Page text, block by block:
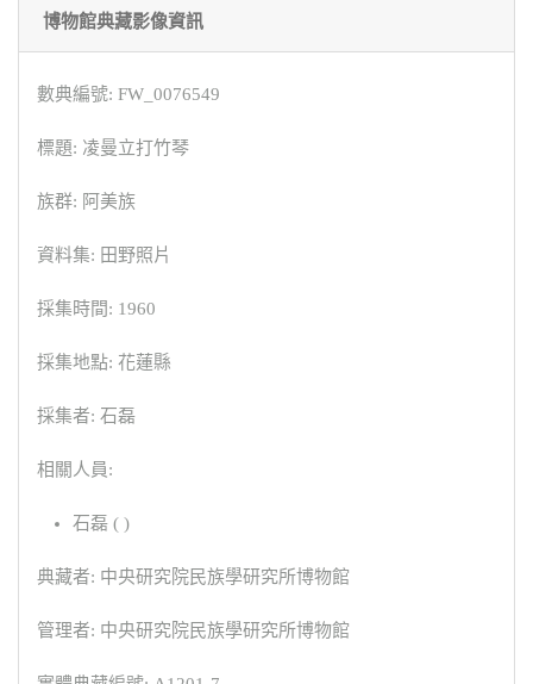
博物館典藏影像資訊
數典編號: FW_0076549
標題: 凌曼立打竹琴
族群: 阿美族
資料集: 田野照片
採集時間: 1960
採集地點: 花蓮縣
採集者: 石磊
相關人員:
石磊 ( )
典藏者: 中央研究院民族學研究所博物館
管理者: 中央研究院民族學研究所博物館